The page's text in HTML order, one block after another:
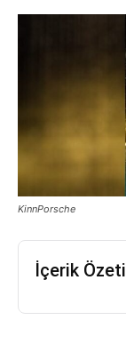
KinnPorsche
İçerik Özeti